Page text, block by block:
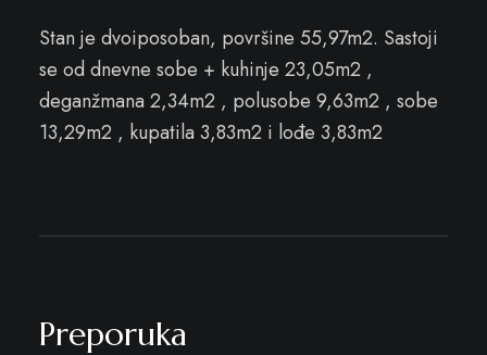
Stan je dvoiposoban, površine 55,97m2. Sastoji
se od dnevne sobe + kuhinje 23,05m2 ,
deganžmana 2,34m2 , polusobe 9,63m2 , sobe
13,29m2 , kupatila 3,83m2 i lođe 3,83m2
Preporuka